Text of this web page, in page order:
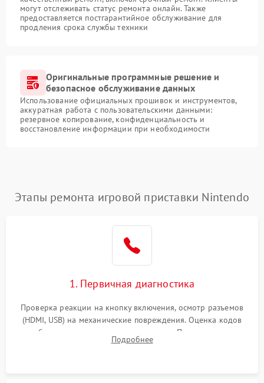
могут отслеживать статус ремонта онлайн. Также
предоставляется постгарантийное обслуживание для
продления срока службы техники
Оригинальные программные решение и
безопасное обслуживание данных
Использование официальных прошивок и инструментов,
аккуратная работа с пользовательскими данными:
резервное копирование, конфиденциальность и
восстановление информации при необходимости
Этапы ремонта игровой приставки Nintendo
1. Первичная диагностика
Проверка реакции на кнопку включения, осмотр разъемов
(HDMI, USB) на механические повреждения. Оценка кодов
ошибок на экране или по индикаторам. Проверка чтения
дисков, работы геймпадов и наличия гарантийных пломб.
Подробнее